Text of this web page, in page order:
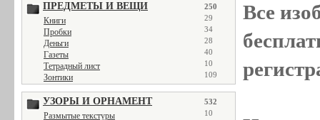
ПРЕДМЕТЫ И ВЕЩИ 250
Книги 29
Пробки 34
Деньги 28
Газеты 40
Тетрадный лист 10
Зонтики 109
УЗОРЫ И ОРНАМЕНТ 532
Размытые текстуры 10
Все